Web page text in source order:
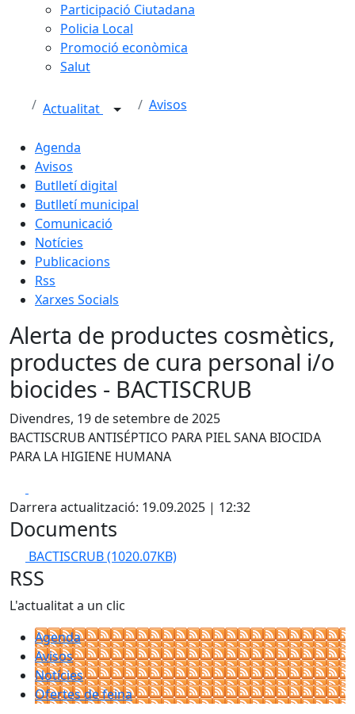
Participació Ciutadana
Policia Local
Promoció econòmica
Salut
Actualitat Avisos
Agenda
Avisos
Butlletí digital
Butlletí municipal
Comunicació
Notícies
Publicacions
Rss
Xarxes Socials
Alerta de productes cosmètics,
productes de cura personal i/o
biocides - BACTISCRUB
Divendres, 19 de setembre de 2025
BACTISCRUB ANTISÉPTICO PARA PIEL SANA BIOCIDA
PARA LA HIGIENE HUMANA
Darrera actualització: 19.09.2025 | 12:32
Documents
BACTISCRUB(1020.07KB)
RSS
L'actualitat a un clic
Agenda
Avisos
Notícies
Ofertes de feina